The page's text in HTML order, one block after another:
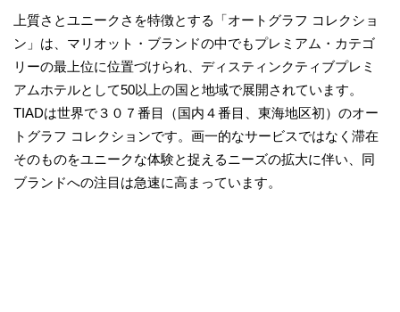
上質さとユニークさを特徴とする「オートグラフ コレクショ
ン」は、マリオット・ブランドの中でもプレミアム・カテゴ
リーの最上位に位置づけられ、ディスティンクティブプレミ
アムホテルとして50以上の国と地域で展開されています。
TIADは世界で３０７番目（国内４番目、東海地区初）のオー
トグラフ コレクションです。画一的なサービスではなく滞在
そのものをユニークな体験と捉えるニーズの拡大に伴い、同
ブランドへの注目は急速に高まっています。